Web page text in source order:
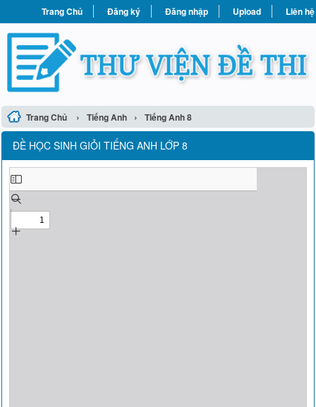
Trang Chủ Đăng ký Đăng nhập Upload Liên hệ
Trang Chủ › Tiếng Anh › Tiếng Anh 8
ĐỀ HỌC SINH GIỎI TIẾNG ANH LỚP 8